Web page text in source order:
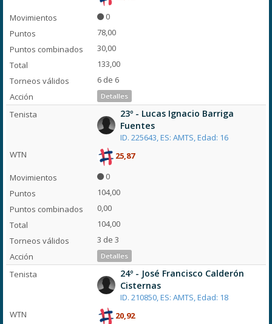
0
78,00
30,00
133,00
6 de 6
Detalles
23º - Lucas Ignacio Barriga
Fuentes
ID. 225643, ES: AMTS, Edad: 16
25,87
0
104,00
0,00
104,00
3 de 3
Detalles
24º - José Francisco Calderón
Cisternas
ID. 210850, ES: AMTS, Edad: 18
20,92